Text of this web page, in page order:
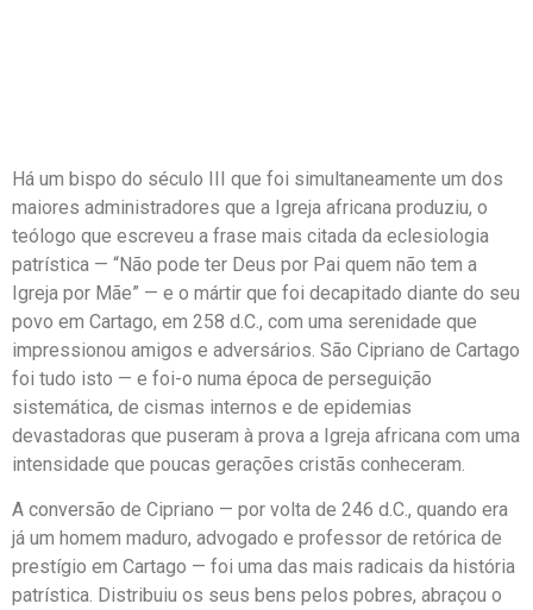
Há um bispo do século III que foi simultaneamente um dos
maiores administradores que a Igreja africana produziu, o
teólogo que escreveu a frase mais citada da eclesiologia
patrística — “Não pode ter Deus por Pai quem não tem a
Igreja por Mãe” — e o mártir que foi decapitado diante do seu
povo em Cartago, em 258 d.C., com uma serenidade que
impressionou amigos e adversários. São Cipriano de Cartago
foi tudo isto — e foi-o numa época de perseguição
sistemática, de cismas internos e de epidemias
devastadoras que puseram à prova a Igreja africana com uma
intensidade que poucas gerações cristãs conheceram.
A conversão de Cipriano — por volta de 246 d.C., quando era
já um homem maduro, advogado e professor de retórica de
prestígio em Cartago — foi uma das mais radicais da história
patrística. Distribuiu os seus bens pelos pobres, abraçou o